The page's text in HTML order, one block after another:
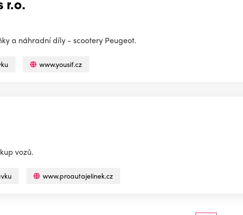
r.o.
a náhradní díly - scootery Peugeot.
www.yousif.cz
vozů.
www.proautajelinek.cz